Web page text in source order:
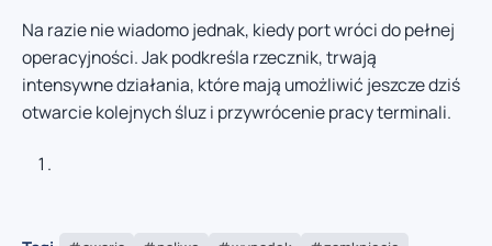
Na razie nie wiadomo jednak, kiedy port wróci do pełnej
operacyjności. Jak podkreśla rzecznik, trwają
intensywne działania, które mają umożliwić jeszcze dziś
otwarcie kolejnych śluz i przywrócenie pracy terminali.